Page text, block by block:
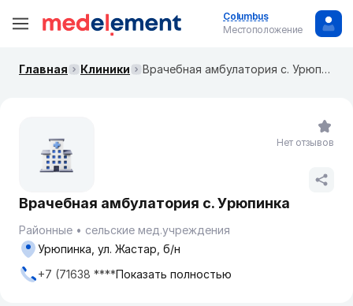
Columbus
Местоположение
Главная Клиники Врачебная амбулатория с. Урюпинка
Врачебная амбулатория с. Урюпинка
Районные
сельские мед.учреждения
Урюпинка, ул. Жастар, б/н
+7 (71638 ****Показать полностью
Нет отзывов